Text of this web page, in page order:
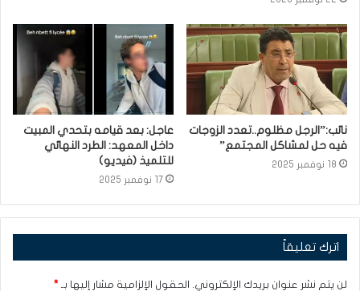
نائب:”الرجل مظلوم..تعدد الزوجات
فيه حل لمشاكل المجتمع”
18 نوفمبر 2025
عاجل: بعد قيامه بتحدي المبيت
داخل المعهد: الطرد النهائي
للتلميذ (فيديو)
17 نوفمبر 2025
اترك تعليقاً
لن يتم نشر عنوان بريدك الإلكتروني. الحقول الإلزامية مشار إليها بـ *